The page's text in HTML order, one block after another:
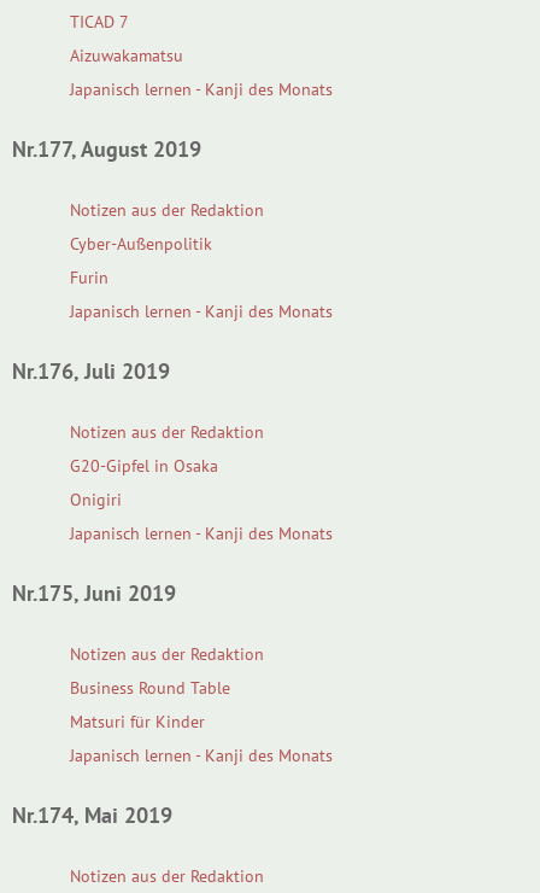
TICAD 7
Aizuwakamatsu
Japanisch lernen - Kanji des Monats
Nr.177, August 2019
Notizen aus der Redaktion
Cyber-Außenpolitik
Furin
Japanisch lernen - Kanji des Monats
Nr.176, Juli 2019
Notizen aus der Redaktion
G20-Gipfel in Osaka
Onigiri
Japanisch lernen - Kanji des Monats
Nr.175, Juni 2019
Notizen aus der Redaktion
Business Round Table
Matsuri für Kinder
Japanisch lernen - Kanji des Monats
Nr.174, Mai 2019
Notizen aus der Redaktion